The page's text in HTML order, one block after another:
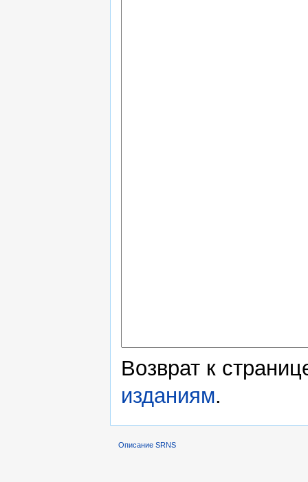
Возврат к
изданиям.
Описание SRNS